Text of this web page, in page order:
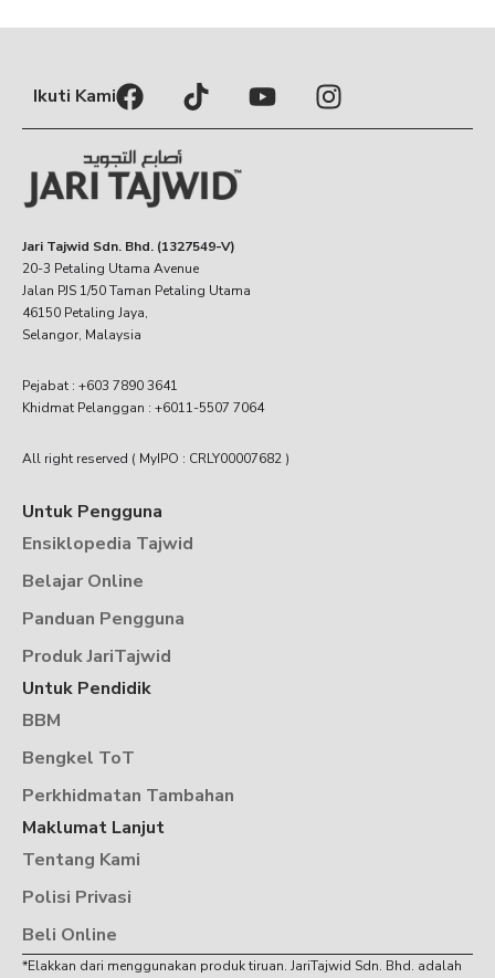
Ikuti Kami
Jari Tajwid Sdn. Bhd. (1327549-V)
20-3 Petaling Utama Avenue
Jalan PJS 1/50 Taman Petaling Utama
46150 Petaling Jaya,
Selangor, Malaysia
Pejabat : +603 7890 3641
Khidmat Pelanggan : +6011-5507 7064
All right reserved ( MyIPO : CRLY00007682 )
Untuk Pengguna
Ensiklopedia Tajwid
Belajar Online
Panduan Pengguna
Produk JariTajwid
Untuk Pendidik
BBM
Bengkel ToT
Perkhidmatan Tambahan
Maklumat Lanjut
Tentang Kami
Polisi Privasi
Beli Online
*Elakkan dari menggunakan produk tiruan. JariTajwid Sdn. Bhd. adalah